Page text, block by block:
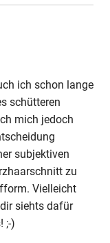
ich schon lange
schütteren
mich jedoch
subjektiven
zu
Vielleicht
siehts dafür
;-)